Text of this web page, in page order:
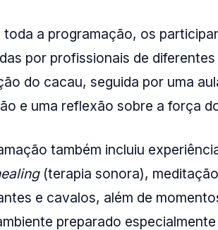
toda a programação, os
por profissionais de
do cacau, seguida por uma
e uma reflexão sobre a força
também incluiu
(terapia sonora),
e cavalos, além de
preparado